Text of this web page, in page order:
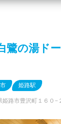
鷺の湯ド
姫路駅
路市豊沢町１６０−